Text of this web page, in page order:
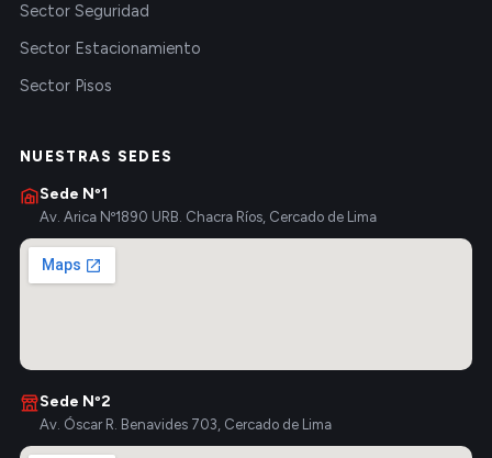
Sector Seguridad
Sector Estacionamiento
Sector Pisos
NUESTRAS SEDES
Sede Nº1
Av. Arica Nº1890 URB. Chacra Ríos, Cercado de Lima
Sede Nº2
Av. Óscar R. Benavides 703, Cercado de Lima